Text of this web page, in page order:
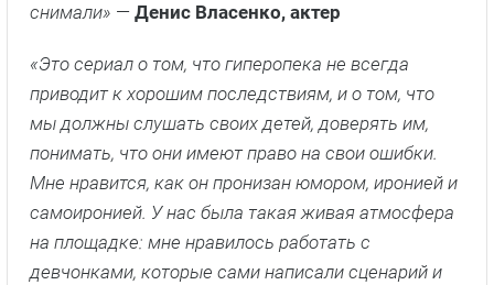
снимали» — Денис Власенко, актер
«Это сериал о том, что гиперопека не всегда
приводит к хорошим последствиям, и о том, что
мы должны слушать своих детей, доверять им,
понимать, что они имеют право на свои ошибки.
Мне нравится, как он пронизан юмором, иронией и
самоиронией. У нас была такая живая атмосфера
на площадке: мне нравилось работать с
девчонками, которые сами написали сценарий и